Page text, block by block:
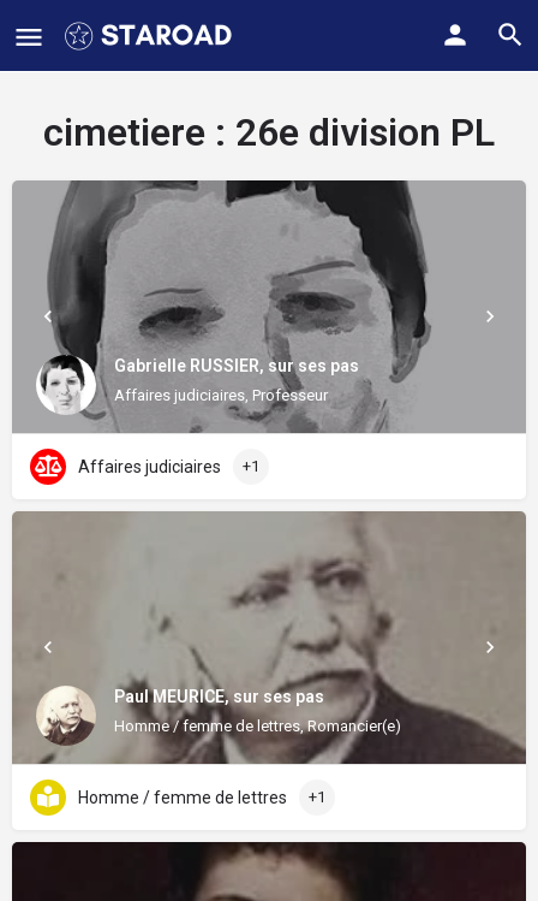
cimetiere : 26e division PL
Gabrielle RUSSIER, sur ses pas
Affaires judiciaires, Professeur
Affaires judiciaires +1
Paul MEURICE, sur ses pas
Homme / femme de lettres, Romancier(e)
Homme / femme de lettres +1